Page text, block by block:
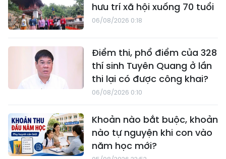
hưu trí xã hội xuống 70 tuổi
06/08/2026 0:18
Điểm thi, phổ điểm của 328
thí sinh Tuyên Quang ở lần
thi lại có được công khai?
06/08/2026 0:10
Khoản nào bắt buộc, khoản
nào tự nguyện khi con vào
năm học mới?